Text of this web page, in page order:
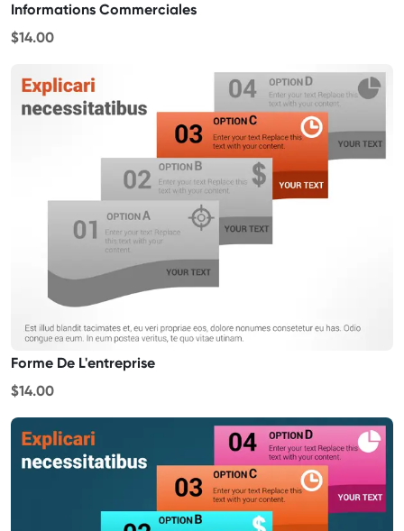
Informations Commerciales
$14.00
Forme De L'entreprise
$14.00